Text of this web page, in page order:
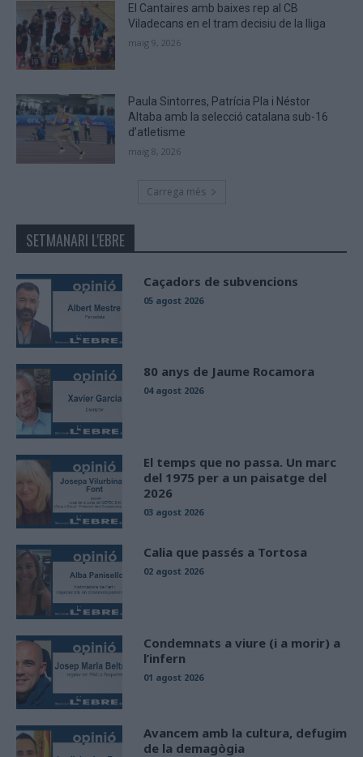
El Cantaires amb baixes rep al CB
Viladecans en el tram decisiu de la lliga
maig 9, 2026
Paula Sintorres, Patrícia Pla i Néstor
Altaba amb la selecció catalana sub-16
d’atletisme
maig 8, 2026
Carrega més
SETMANARI L'EBRE
Caçadors de subvencions
05 agost 2026
80 anys de Jaume Rocamora
04 agost 2026
El temps que no passa. Un marc
del 1975 per a un paisatge del
2026
03 agost 2026
Calia que passés a Tortosa
02 agost 2026
Condemnats a viure (i a morir) a
l’infern
01 agost 2026
Avancem amb la cultura, defugim
de la demagògia